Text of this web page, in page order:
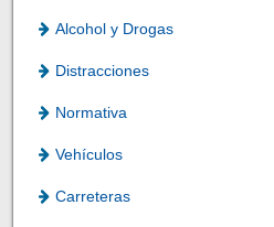
Alcohol y Drogas
Distracciones
Normativa
Vehículos
Carreteras